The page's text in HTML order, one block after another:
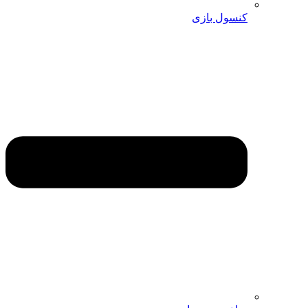
کنسول بازی